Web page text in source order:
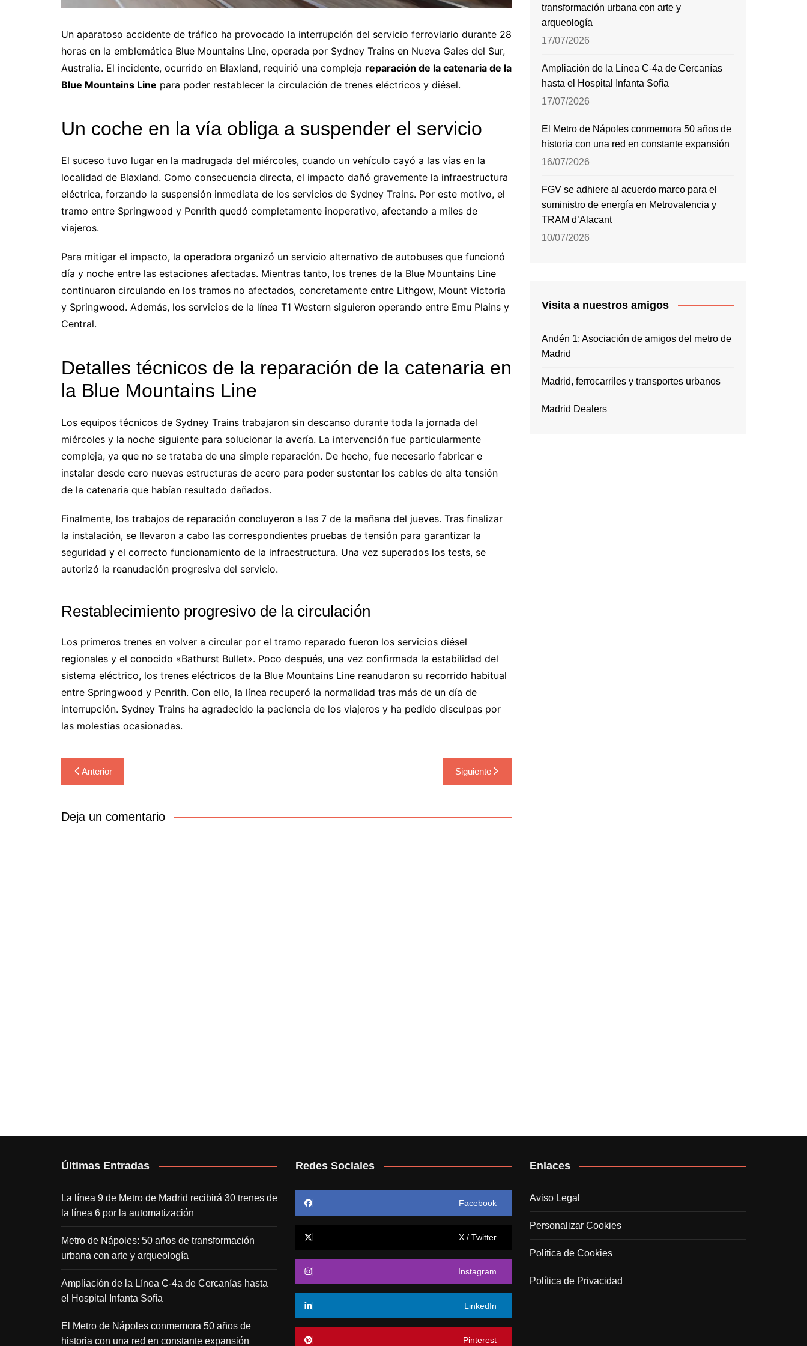
Un aparatoso accidente de tráfico ha provocado la interrupción del servicio ferroviario durante 28
horas en la emblemática Blue Mountains Line, operada por Sydney Trains en Nueva Gales del Sur,
Australia. El incidente, ocurrido en Blaxland, requirió una compleja reparación de la catenaria de la
Blue Mountains Line para poder restablecer la circulación de trenes eléctricos y diésel.
Un coche en la vía obliga a suspender el servicio
El suceso tuvo lugar en la madrugada del miércoles, cuando un vehículo cayó a las vías en la
localidad de Blaxland. Como consecuencia directa, el impacto dañó gravemente la infraestructura
eléctrica, forzando la suspensión inmediata de los servicios de Sydney Trains. Por este motivo, el
tramo entre Springwood y Penrith quedó completamente inoperativo, afectando a miles de
viajeros.
Para mitigar el impacto, la operadora organizó un servicio alternativo de autobuses que funcionó
día y noche entre las estaciones afectadas. Mientras tanto, los trenes de la Blue Mountains Line
continuaron circulando en los tramos no afectados, concretamente entre Lithgow, Mount Victoria
y Springwood. Además, los servicios de la línea T1 Western siguieron operando entre Emu Plains y
Central.
Detalles técnicos de la reparación de la catenaria en
la Blue Mountains Line
Los equipos técnicos de Sydney Trains trabajaron sin descanso durante toda la jornada del
miércoles y la noche siguiente para solucionar la avería. La intervención fue particularmente
compleja, ya que no se trataba de una simple reparación. De hecho, fue necesario fabricar e
instalar desde cero nuevas estructuras de acero para poder sustentar los cables de alta tensión
de la catenaria que habían resultado dañados.
Finalmente, los trabajos de reparación concluyeron a las 7 de la mañana del jueves. Tras finalizar
la instalación, se llevaron a cabo las correspondientes pruebas de tensión para garantizar la
seguridad y el correcto funcionamiento de la infraestructura. Una vez superados los tests, se
autorizó la reanudación progresiva del servicio.
Restablecimiento progresivo de la circulación
Los primeros trenes en volver a circular por el tramo reparado fueron los servicios diésel
regionales y el conocido «Bathurst Bullet». Poco después, una vez confirmada la estabilidad del
sistema eléctrico, los trenes eléctricos de la Blue Mountains Line reanudaron su recorrido habitual
entre Springwood y Penrith. Con ello, la línea recuperó la normalidad tras más de un día de
interrupción. Sydney Trains ha agradecido la paciencia de los viajeros y ha pedido disculpas por
las molestias ocasionadas.
Navegación
de
entradas
Anterior Siguiente
Deja un comentario
transformación urbana con arte y
arqueología
17/07/2026
Ampliación de la Línea C-4a de Cercanías
hasta el Hospital Infanta Sofía
17/07/2026
El Metro de Nápoles conmemora 50 años de
historia con una red en constante expansión
16/07/2026
FGV se adhiere al acuerdo marco para el
suministro de energía en Metrovalencia y
TRAM d’Alacant
10/07/2026
Visita a nuestros amigos
Andén 1: Asociación de amigos del metro de
Madrid
Madrid, ferrocarriles y transportes urbanos
Madrid Dealers
Últimas Entradas
La línea 9 de Metro de Madrid recibirá 30 trenes de
la línea 6 por la automatización
Metro de Nápoles: 50 años de transformación
urbana con arte y arqueología
Ampliación de la Línea C-4a de Cercanías hasta
el Hospital Infanta Sofía
El Metro de Nápoles conmemora 50 años de
historia con una red en constante expansión
Redes Sociales
Facebook
X / Twitter
Instagram
LinkedIn
Pinterest
Enlaces
Aviso Legal
Personalizar Cookies
Política de Cookies
Política de Privacidad